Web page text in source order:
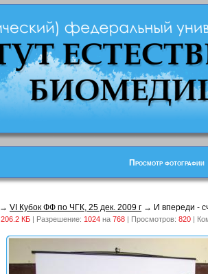
Просмотр фотографии
→ VI Кубок ФФ по ЧГК, 25 дек. 2009 г → И впереди -
206.2 КБ | Разрешение: 1024 на 768 | Просмотров: 820 |